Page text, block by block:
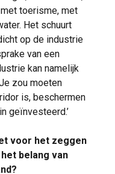
toerisme, met
Het schuurt
op de industrie
van een
kan namelijk
zou moeten
is, beschermen
geïnvesteerd.’
voor het zeggen
belang van